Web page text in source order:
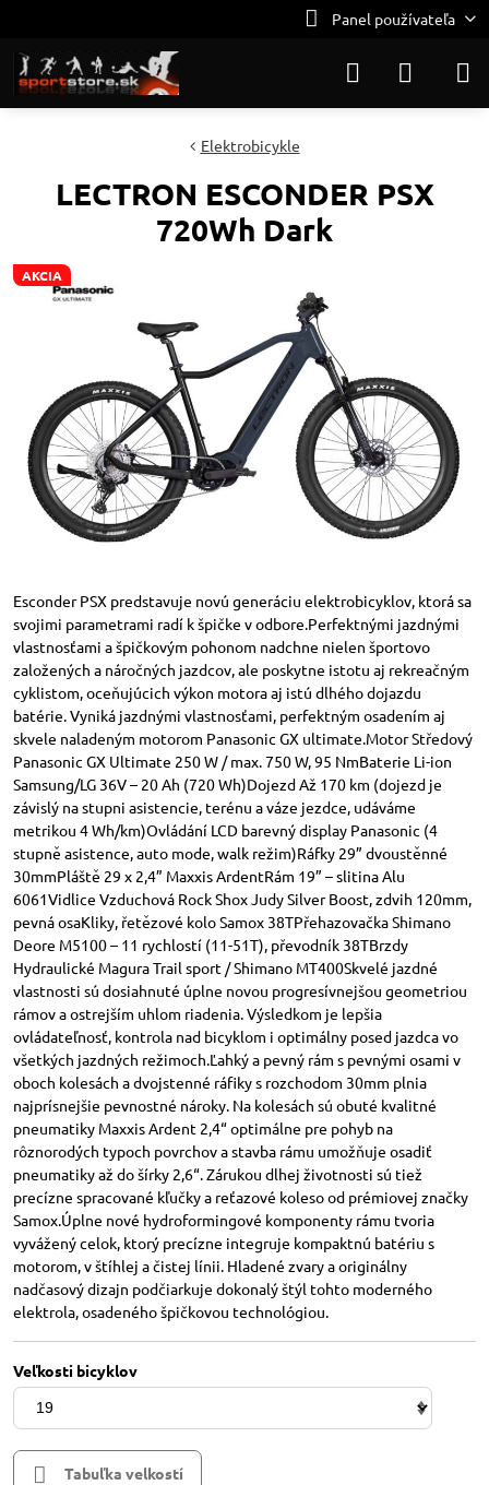
Panel používateľa
AKCIA
Elektrobicykle
LECTRON ESCONDER PSX
720Wh Dark
Esconder PSX predstavuje novú generáciu elektrobicyklov, ktorá sa
svojimi parametrami radí k špičke v odbore.Perfektnými jazdnými
vlastnosťami a špičkovým pohonom nadchne nielen športovo
založených a náročných jazdcov, ale poskytne istotu aj rekreačným
cyklistom, oceňujúcich výkon motora aj istú dlhého dojazdu
batérie. Vyniká jazdnými vlastnosťami, perfektným osadením aj
skvele naladeným motorom Panasonic GX ultimate.Motor Středový
Panasonic GX Ultimate 250 W / max. 750 W, 95 NmBaterie Li-ion
Samsung/LG 36V – 20 Ah (720 Wh)Dojezd Až 170 km (dojezd je
závislý na stupni asistencie, terénu a váze jezdce, udáváme
metrikou 4 Wh/km)Ovládání LCD barevný display Panasonic (4
stupně asistence, auto mode, walk režim)Ráfky 29” dvoustěnné
30mmPláště 29 x 2,4” Maxxis ArdentRám 19” – slitina Alu
6061Vidlice Vzduchová Rock Shox Judy Silver Boost, zdvih 120mm,
pevná osaKliky, řetězové kolo Samox 38TPřehazovačka Shimano
Deore M5100 – 11 rychlostí (11-51T), převodník 38TBrzdy
Hydraulické Magura Trail sport / Shimano MT400Skvelé jazdné
vlastnosti sú dosiahnuté úplne novou progresívnejšou geometriou
rámov a ostrejším uhlom riadenia. Výsledkom je lepšia
ovládateľnosť, kontrola nad bicyklom i optimálny posed jazdca vo
všetkých jazdných režimoch.Ľahký a pevný rám s pevnými osami v
oboch kolesách a dvojstenné ráfiky s rozchodom 30mm plnia
najprísnejšie pevnostné nároky. Na kolesách sú obuté kvalitné
pneumatiky Maxxis Ardent 2,4“ optimálne pre pohyb na
rôznorodých typoch povrchov a stavba rámu umožňuje osadiť
pneumatiky až do šírky 2,6“. Zárukou dlhej životnosti sú tiež
precízne spracované kľučky a reťazové koleso od prémiovej značky
Samox.Úplne nové hydroformingové komponenty rámu tvoria
vyvážený celok, ktorý precízne integruje kompaktnú batériu s
motorom, v štíhlej a čistej línii. Hladené zvary a originálny
nadčasový dizajn podčiarkuje dokonalý štýl tohto moderného
elektrola, osadeného špičkovou technológiou.
Veľkosti bicyklov
Tabuľka velkostí